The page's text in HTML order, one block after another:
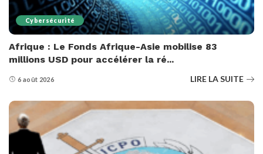
Cybersécurité
Afrique : Le Fonds Afrique-Asie mobilise 83
millions USD pour accélérer la ré...
6 août 2026 LIRE LA SUITE